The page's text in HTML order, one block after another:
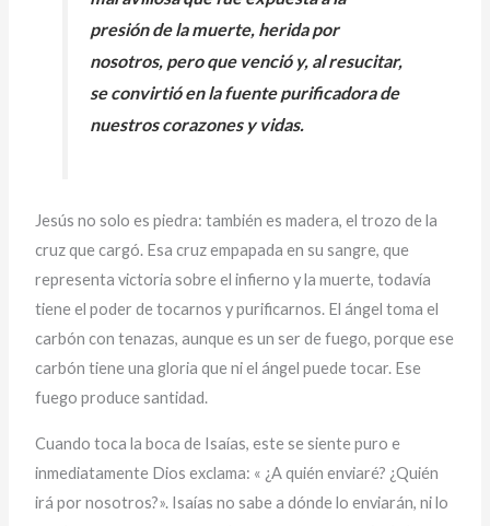
presión de la muerte, herida por
nosotros, pero que venció y, al resucitar,
se convirtió en la fuente purificadora de
nuestros corazones y vidas.
Jesús no solo es piedra: también es madera, el trozo de la
cruz que cargó. Esa cruz empapada en su sangre, que
representa victoria sobre el infierno y la muerte, todavía
tiene el poder de tocarnos y purificarnos. El ángel toma el
carbón con tenazas, aunque es un ser de fuego, porque ese
carbón tiene una gloria que ni el ángel puede tocar. Ese
fuego produce santidad.
Cuando toca la boca de Isaías, este se siente puro e
inmediatamente Dios exclama: « ¿A quién enviaré? ¿Quién
irá por nosotros?». Isaías no sabe a dónde lo enviarán, ni lo